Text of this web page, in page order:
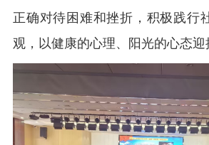
正确对待困难和挫折，积极践行
观，以健康的心理、阳光的心态迎